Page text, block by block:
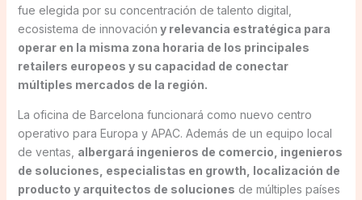
fue elegida por su concentración de talento digital,
ecosistema de innovación y relevancia estratégica para
operar en la misma zona horaria de los principales
retailers europeos y su capacidad de conectar
múltiples mercados de la región.
La oficina de Barcelona funcionará como nuevo centro
operativo para Europa y APAC. Además de un equipo local
de ventas, albergará ingenieros de comercio, ingenieros
de soluciones, especialistas en growth, localización de
producto y arquitectos de soluciones de múltiples países